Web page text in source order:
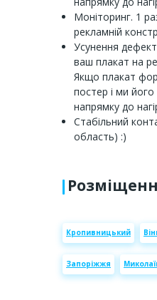
Моніторинг. 1
рекламній
Усунення
ваш плакат на
Якщо плакат
постер і ми
напрямку до
Стабільний
область) :)
Кропивницький
Запоріжжя